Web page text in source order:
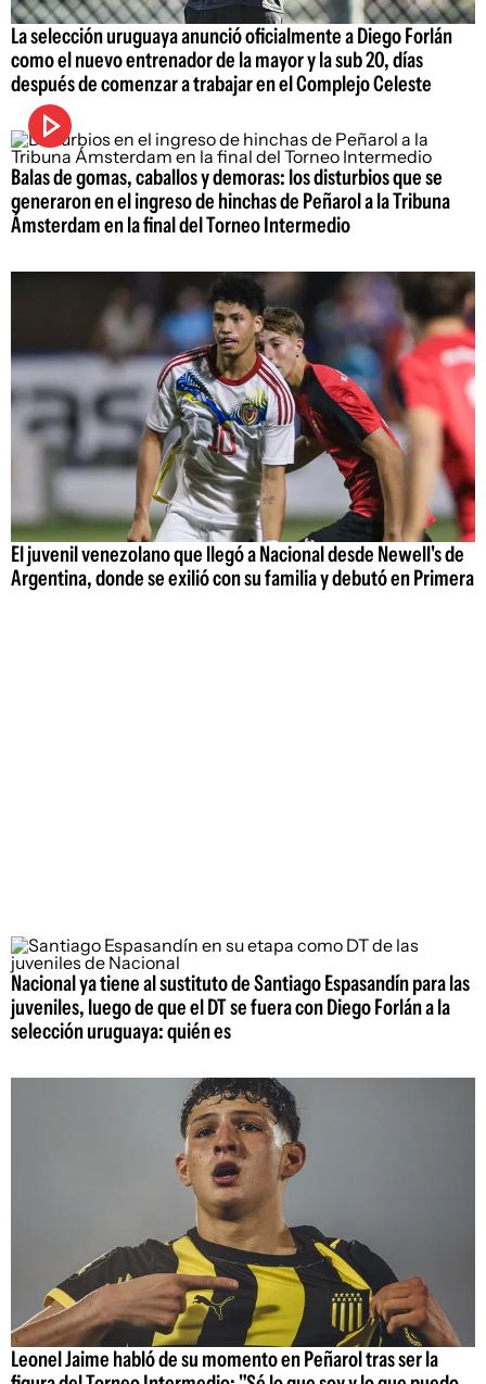
La selección uruguaya anunció oficialmente a Diego Forlán
como el nuevo entrenador de la mayor y la sub 20, días
después de comenzar a trabajar en el Complejo Celeste
Balas de gomas, caballos y demoras: los disturbios que se
generaron en el ingreso de hinchas de Peñarol a la Tribuna
Ámsterdam en la final del Torneo Intermedio
El juvenil venezolano que llegó a Nacional desde Newell's de
Argentina, donde se exilió con su familia y debutó en Primera
Nacional ya tiene al sustituto de Santiago Espasandín para las
juveniles, luego de que el DT se fuera con Diego Forlán a la
selección uruguaya: quién es
Leonel Jaime habló de su momento en Peñarol tras ser la